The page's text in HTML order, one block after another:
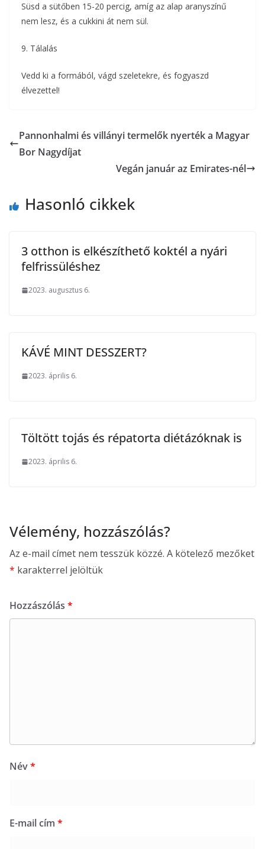
Süsd a sütőben 15-20 percig, amíg az alap aranyszínű
nem lesz, és a cukkini át nem sül.
9. Tálalás
Vedd ki a formából, vágd szeletekre, és fogyaszd
élvezettel!
Pannonhalmi és villányi termelők nyerték a Magyar
Bor Nagydíjat
Vegán január az Emirates-nél
Hasonló cikkek
3 otthon is elkészíthető koktél a nyári
felfrissüléshez
2023. augusztus 6.
KÁVÉ MINT DESSZERT?
2023. április 6.
Töltött tojás és répatorta diétázóknak is
2023. április 6.
Vélemény, hozzászólás?
Az e-mail címet nem tesszük közzé. A kötelező mezőket
* karakterrel jelöltük
Hozzászólás *
Név*
E-mail cím *